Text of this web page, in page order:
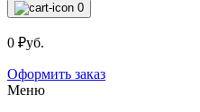
0
0 ₽уб.
Оформить заказ
Меню